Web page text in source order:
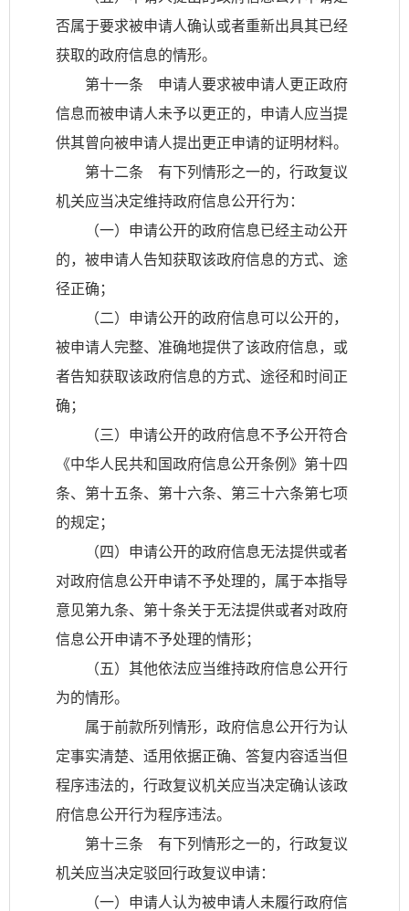
否属于要求被申请人确认或者重新出具其已经
获取的政府信息的情形。
第十一条 申请人要求被申请人更正政府
信息而被申请人未予以更正的，申请人应当提
供其曾向被申请人提出更正申请的证明材料。
第十二条 有下列情形之一的，行政复议
机关应当决定维持政府信息公开行为：
（一）申请公开的政府信息已经主动公开
的，被申请人告知获取该政府信息的方式、途
径正确；
（二）申请公开的政府信息可以公开的，
被申请人完整、准确地提供了该政府信息，或
者告知获取该政府信息的方式、途径和时间正
确；
（三）申请公开的政府信息不予公开符合
《中华人民共和国政府信息公开条例》第十四
条、第十五条、第十六条、第三十六条第七项
的规定；
（四）申请公开的政府信息无法提供或者
对政府信息公开申请不予处理的，属于本指导
意见第九条、第十条关于无法提供或者对政府
信息公开申请不予处理的情形；
（五）其他依法应当维持政府信息公开行
为的情形。
属于前款所列情形，政府信息公开行为认
定事实清楚、适用依据正确、答复内容适当但
程序违法的，行政复议机关应当决定确认该政
府信息公开行为程序违法。
第十三条 有下列情形之一的，行政复议
机关应当决定驳回行政复议申请：
（一）申请人认为被申请人未履行政府信